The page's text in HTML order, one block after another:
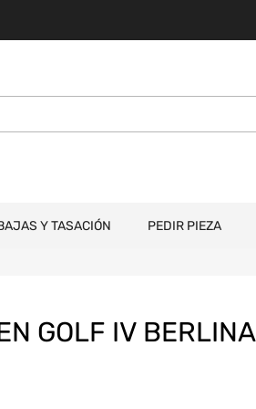
Y TASACIÓN PEDIR PIEZA
GOLF IV BERLINA